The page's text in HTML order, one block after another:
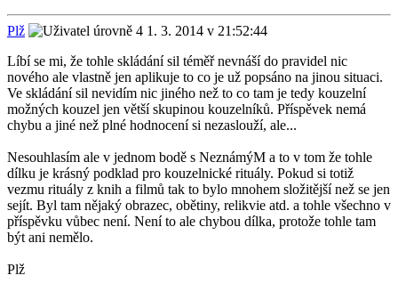
Plž
1. 3. 2014 v 21:52:44
Líbí se mi, že tohle skládání sil téměř nevnáší do pravidel nic
nového ale vlastně jen aplikuje to co je už popsáno na jinou situaci.
Ve skládání sil nevidím nic jiného než to co tam je tedy kouzelní
možných kouzel jen větší skupinou kouzelníků. Příspěvek nemá
chybu a jiné než plné hodnocení si nezaslouží, ale...
Nesouhlasím ale v jednom bodě s NeznámýM a to v tom že tohle
dílku je krásný podklad pro kouzelnické rituály. Pokud si totiž
vezmu rituály z knih a filmů tak to bylo mnohem složitější než se jen
sejít. Byl tam nějaký obrazec, obětiny, relikvie atd. a tohle všechno v
příspěvku vůbec není. Není to ale chybou dílka, protože tohle tam
být ani nemělo.
Plž